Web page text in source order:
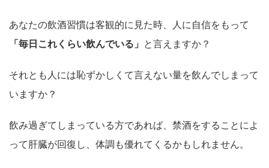
あなたの飲酒習慣は客観的に見た時、人に自信をもって
「毎日これくらい飲んでいる」 と言えますか？
それとも人には恥ずかしくて言えない量を飲んでしまって
いますか？
飲み過ぎてしまっている方であれば、禁酒をすることによ
って肝臓が回復し、体調も優れてくるかもしれません。